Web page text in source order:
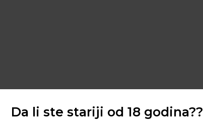
Da li ste stariji od 18 godina??